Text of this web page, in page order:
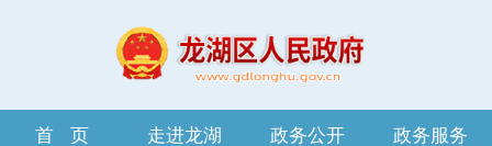
首页 走进龙湖 政务公开
政务服务